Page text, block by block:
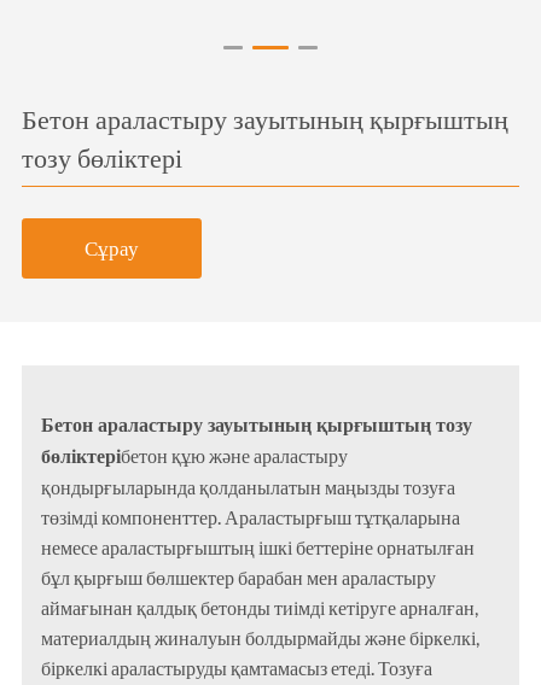
Бетон араластыру зауытының қырғыштың
тозу бөліктері
Сұрау
Бетон араластыру зауытының қырғыштың тозу
бөліктерібетон құю және араластыру
қондырғыларында қолданылатын маңызды тозуға
төзімді компоненттер. Араластырғыш тұтқаларына
немесе араластырғыштың ішкі беттеріне орнатылған
бұл қырғыш бөлшектер барабан мен араластыру
аймағынан қалдық бетонды тиімді кетіруге арналған,
материалдың жиналуын болдырмайды және біркелкі,
біркелкі араластыруды қамтамасыз етеді. Тозуға